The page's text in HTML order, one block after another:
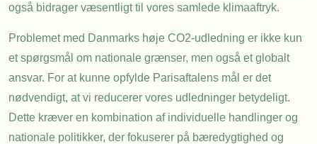
også bidrager væsentligt til vores samlede klimaaftryk.
Problemet med Danmarks høje CO2-udledning er ikke kun
et spørgsmål om nationale grænser, men også et globalt
ansvar. For at kunne opfylde Parisaftalens mål er det
nødvendigt, at vi reducerer vores udledninger betydeligt.
Dette kræver en kombination af individuelle handlinger og
nationale politikker, der fokuserer på bæredygtighed og